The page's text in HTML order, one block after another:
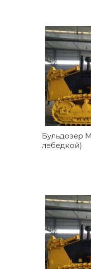
Бульдозер
лебедкой)